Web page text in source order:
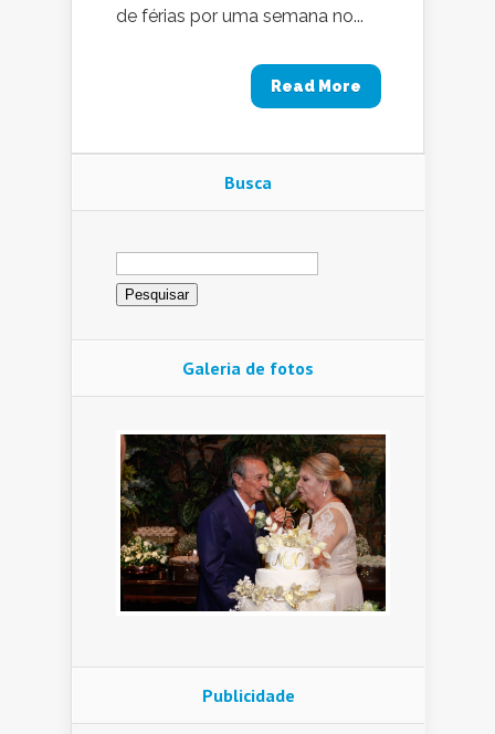
de férias por uma semana no...
Read More
Busca
Pesquisar
por:
Galeria de fotos
Publicidade